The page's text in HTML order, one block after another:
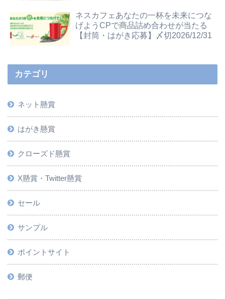
ネスカフェあなたの一杯を未来につな
げようCPで商品詰め合わせが当たる
【封筒・はがき応募】〆切2026/12/31
カテゴリ
ネット懸賞
はがき懸賞
クローズド懸賞
X懸賞・Twitter懸賞
セール
サンプル
ポイントサイト
郵便